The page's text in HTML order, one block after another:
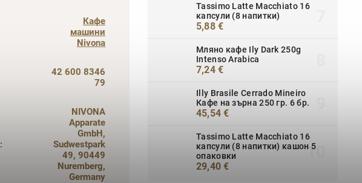
Tassimo Latte Macchiato 16
капсули (8 напитки)
5,88 €
Мляно кафе Ily Dark 250g
Intenso Arabica
7,24 €
Illy Brasile Cerrado Mineiro
Кафе на зърна 250 гр. 6 бр.
45,54 €
Tassimo Latte Macchiato 16
капсули (8 напитки) кашон 5
опаковки
29,40 €
Кафе
машини
Nivona
42 600 8346
79
:
NIVONA
Apparate
GmbH,
Sudwestpark
49, 90449
Nuremberg,
Germany